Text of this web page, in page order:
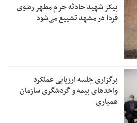
پیکر شهید حادثه حرم مطهر رضوی
فردا در مشهد تشییع می‌شود
برگزاری جلسه ارزیابی عملکرد
واحدهای بیمه و گردشگری سازمان
همیاری